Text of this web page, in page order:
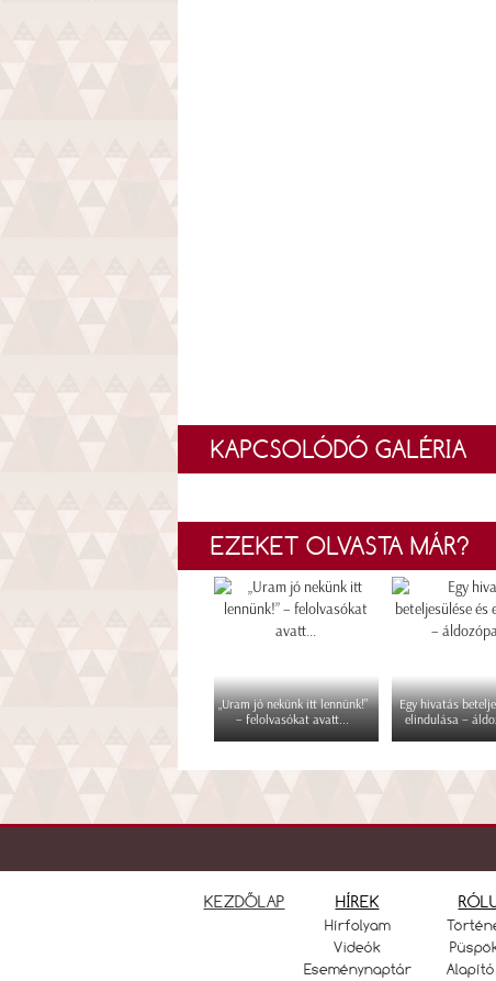
KAPCSOLÓDÓ GALÉRIA
EZEKET OLVASTA MÁR?
„Uram jó nekünk itt lennünk!”
– felolvasókat avatt...
Egy hivatás
elindulása –
KEZDŐLAP HÍREK
Hírfolyam
Videók
Eseménynaptár